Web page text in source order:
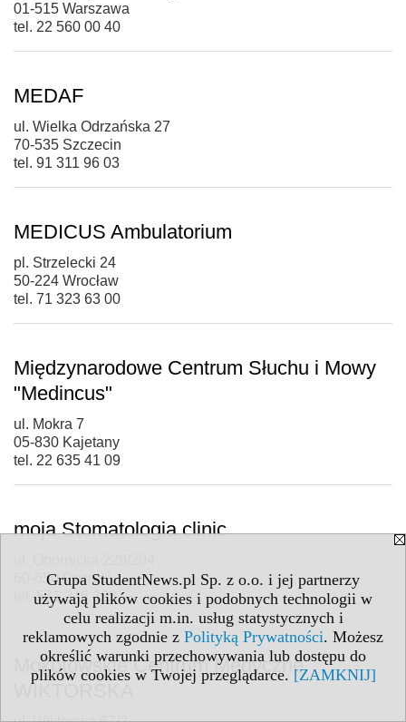
Grupa StudentNews.pl Sp. z o.o. i jej partnerzy
używają plików cookies i podobnych technologii w
celu realizacji m.in. usług statystycznych i
reklamowych zgodnie z Polityką Prywatności. Możesz
określić warunki przechowywania lub dostępu do
plików cookies w Twojej przeglądarce. [ZAMKNIJ]
01-515 Warszawa
tel. 22 560 00 40
MEDAF
ul. Wielka Odrzańska 27
70-535 Szczecin
tel. 91 311 96 03
MEDICUS Ambulatorium
pl. Strzelecki 24
50-224 Wrocław
tel. 71 323 63 00
Międzynarodowe Centrum Słuchu i Mowy
"Medincus"
ul. Mokra 7
05-830 Kajetany
tel. 22 635 41 09
moja Stomatologia clinic
60-650 Poznań
tel. 571 345 323
Mokotowskie Centrum Medyczne
WIKTORSKA